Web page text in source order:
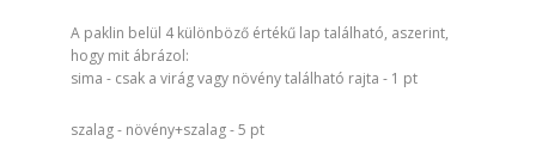
A paklin belül 4 különböző értékű lap található, aszerint,
hogy mit ábrázol:
sima - csak a virág vagy növény található rajta - 1 pt
szalag - növény+szalag - 5 pt